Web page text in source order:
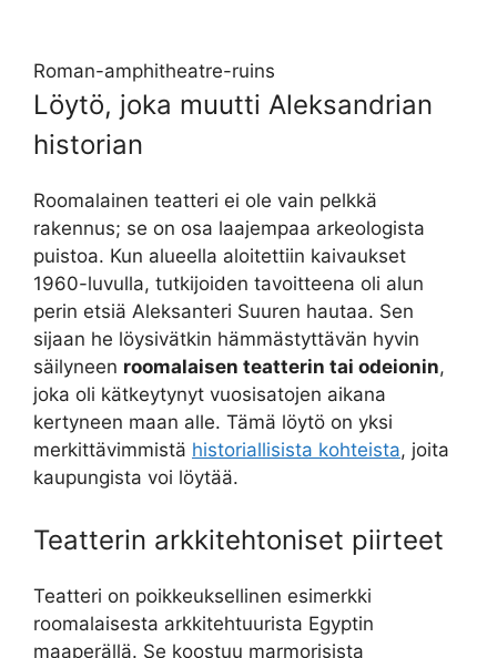
Roman-amphitheatre-ruins
Löytö, joka muutti Aleksandrian
historian
Roomalainen teatteri ei ole vain pelkkä
rakennus; se on osa laajempaa arkeologista
puistoa. Kun alueella aloitettiin kaivaukset
1960-luvulla, tutkijoiden tavoitteena oli alun
perin etsiä Aleksanteri Suuren hautaa. Sen
sijaan he löysivätkin hämmästyttävän hyvin
säilyneen roomalaisen teatterin tai odeionin,
joka oli kätkeytynyt vuosisatojen aikana
kertyneen maan alle. Tämä löytö on yksi
merkittävimmistä historiallisista kohteista, joita
kaupungista voi löytää.
Teatterin arkkitehtoniset piirteet
Teatteri on poikkeuksellinen esimerkki
roomalaisesta arkkitehtuurista Egyptin
maaperällä. Se koostuu marmorisista